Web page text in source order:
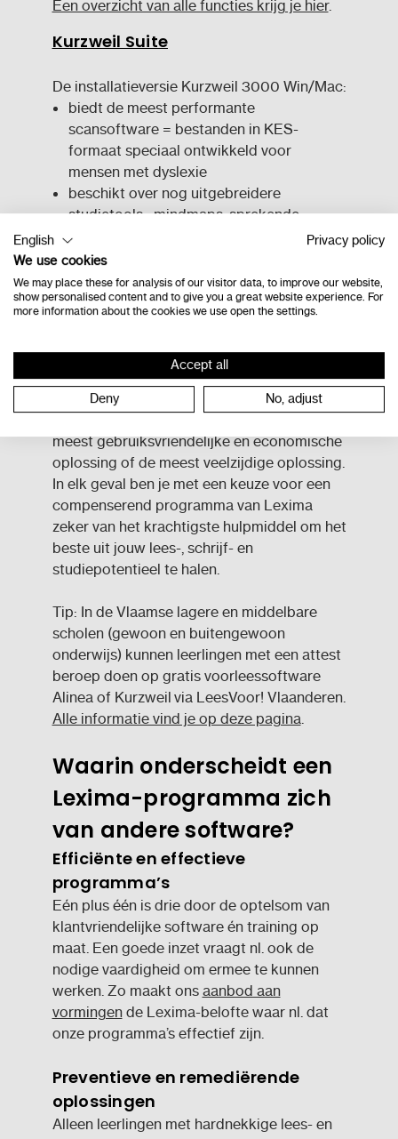
Een overzicht van alle functies krijg je hier.
Kurzweil Suite
De installatieversie Kurzweil 3000 Win/Mac:
biedt de meest performante
scansoftware = bestanden in KES-
formaat speciaal ontwikkeld voor
mensen met dyslexie
beschikt over nog uitgebreidere
studietools : mindmaps, sprekende
rekenmachine, sjablonen voor
schrijfopdrachten, kolomnotities
voetnoten, hyperlinks,…
beschikt over een sterke aanpasbaarheid
van de werkomgeving naar elk
Een overzicht van alle functies krijg je hier.
Het hangt er dus van af wat je wenst: de
meest gebruiksvriendelijke en economische
oplossing of de meest veelzijdige oplossing.
In elk geval ben je met een keuze voor een
compenserend programma van Lexima
zeker van het krachtigste hulpmiddel om het
beste uit jouw lees-, schrijf- en
studiepotentieel te halen.
Tip: In de Vlaamse lagere en middelbare
scholen (gewoon en buitengewoon
onderwijs) kunnen leerlingen met een attest
beroep doen op gratis voorleessoftware
Alinea of Kurzweil via LeesVoor! Vlaanderen.
Alle informatie vind je op deze pagina
Waarin onderscheidt een
Lexima-programma zich
van andere software?
Efficiënte en effectieve
programma’s
Eén plus één is drie door de optelsom van
klantvriendelijke software én training op
maat. Een goede inzet vraagt nl. ook de
nodige vaardigheid om ermee te kunnen
werken. Zo maakt ons aanbod aan
vormingende Lexima-belofte waar nl. dat
onze programma’s effectief zijn.
Preventieve en remediërende
oplossingen
Alleen leerlingen met hardnekkige lees- en
English
Privacy policy
We use cookies
We may place these for analysis of our visitor data, to improve our website,
show personalised content and to give you a great website experience. For
more information about the cookies we use open the settings.
Accept all
Deny No, adjust